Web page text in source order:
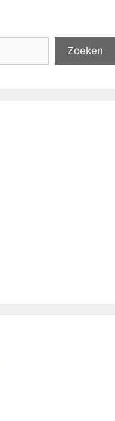
Zoeken